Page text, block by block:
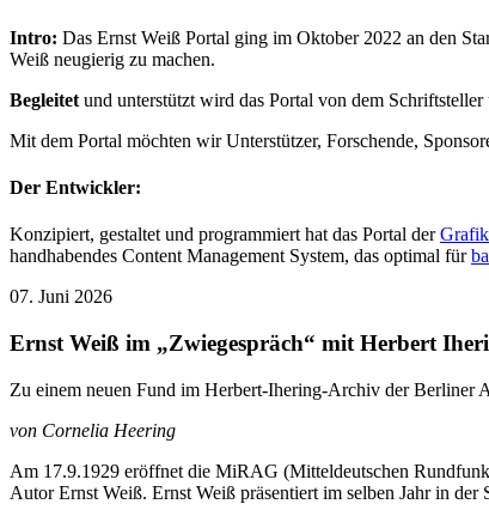
Intro: Das Ernst Weiß Portal ging im Oktober 2022 an den
Weiß neugierig zu machen.
Begleitet und unterstützt wird das Portal von dem
Mit dem Portal möchten wir Unterstützer, Forschende,
Der Entwickler:
Konzipiert, gestaltet und programmiert hat das Portal der
handhabendes Content Management System, das optimal für
07. Juni 2026
Ernst Weiß im „Zwiegespräch“ mit Herbert
Zu einem neuen Fund im Herbert-Ihering-Archiv der Berliner
von Cornelia Heering
Am 17.9.1929 eröffnet die MiRAG (Mitteldeutschen
Autor Ernst Weiß. Ernst Weiß präsentiert im selben Jahr in